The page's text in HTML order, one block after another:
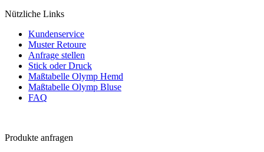
Nützliche Links
Kundenservice
Muster Retoure
Anfrage stellen
Stick oder Druck
Maßtabelle Olymp Hemd
Maßtabelle Olymp Bluse
FAQ
Produkte anfragen